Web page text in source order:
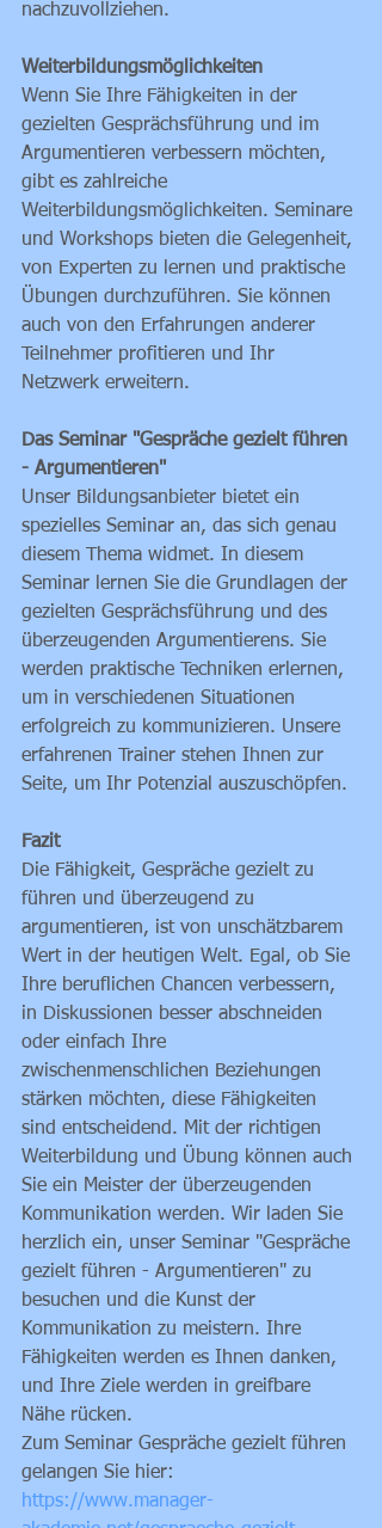
nachzuvollziehen.
Weiterbildungsmöglichkeiten
Wenn Sie Ihre Fähigkeiten in der
gezielten Gesprächsführung und im
Argumentieren verbessern möchten,
gibt es zahlreiche
Weiterbildungsmöglichkeiten. Seminare
und Workshops bieten die Gelegenheit,
von Experten zu lernen und praktische
Übungen durchzuführen. Sie können
auch von den Erfahrungen anderer
Teilnehmer profitieren und Ihr
Netzwerk erweitern.
Das Seminar "Gespräche gezielt führen
- Argumentieren"
Unser Bildungsanbieter bietet ein
spezielles Seminar an, das sich genau
diesem Thema widmet. In diesem
Seminar lernen Sie die Grundlagen der
gezielten Gesprächsführung und des
überzeugenden Argumentierens. Sie
werden praktische Techniken erlernen,
um in verschiedenen Situationen
erfolgreich zu kommunizieren. Unsere
erfahrenen Trainer stehen Ihnen zur
Seite, um Ihr Potenzial auszuschöpfen.
Fazit
Die Fähigkeit, Gespräche gezielt zu
führen und überzeugend zu
argumentieren, ist von unschätzbarem
Wert in der heutigen Welt. Egal, ob Sie
Ihre beruflichen Chancen verbessern,
in Diskussionen besser abschneiden
oder einfach Ihre
zwischenmenschlichen Beziehungen
stärken möchten, diese Fähigkeiten
sind entscheidend. Mit der richtigen
Weiterbildung und Übung können auch
Sie ein Meister der überzeugenden
Kommunikation werden. Wir laden Sie
herzlich ein, unser Seminar "Gespräche
gezielt führen - Argumentieren" zu
besuchen und die Kunst der
Kommunikation zu meistern. Ihre
Fähigkeiten werden es Ihnen danken,
und Ihre Ziele werden in greifbare
Nähe rücken.
Zum Seminar Gespräche gezielt führen
gelangen Sie hier:
https://www.manager-